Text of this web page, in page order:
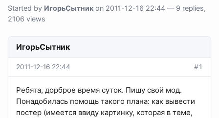
Started by ИгорьСытник on 2011-12-16 22:44 — 9 replies,
2106 views
ИгорьСытник
2011-12-16 22:44 #1
Ребята, дорброе время суток. Пишу свой мод.
Понадобилась помощь такого плана: как вывести
постер (имеется ввиду картинку, которая в теме,